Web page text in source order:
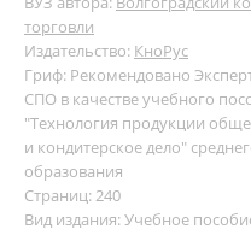
торговли
Издательство: КноРус
Гриф: Рекомендовано
СПО в качестве учебного
"Технология продукции
и кондитерское дело"
образования
Страниц: 240
Вид издания: Учебное